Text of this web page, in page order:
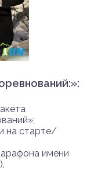
:
на старте/
имени